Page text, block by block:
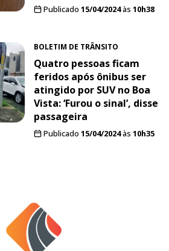
Publicado 15/04/2024às 10h38
BOLETIM DE TRÂNSITO
Quatro pessoas ficam
feridos após ônibus ser
atingido por SUV no Boa
Vista: ‘Furou o sinal’, disse
passageira
Publicado 15/04/2024às 10h35